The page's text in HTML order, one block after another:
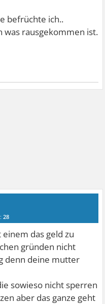
befrüchte ich..
was rausgekommen ist.
28
das geld zu
gründen nicht
denn deine mutter
sowieso nicht sperren
aber das ganze geht